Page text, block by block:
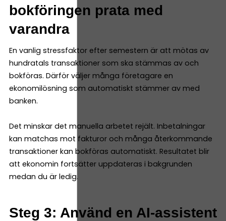
bokföringen prata med
varandra
En vanlig stressfaktor efter semestern är att mötas av
hundratals transaktioner som ska stämmas av och
bokföras. Därför väljer många företagare en
ekonomilösning som automatiskt stämmer av med
banken.
Det minskar det manuella arbetet rejält. Inbetalningar
kan matchas mot fakturor och många återkommande
transaktioner kan bokföras automatiskt. Resultatet blir
att ekonomin fortsätter uppdateras i bakgrunden
medan du är ledig.
Steg 3: Använd en AI-assistent